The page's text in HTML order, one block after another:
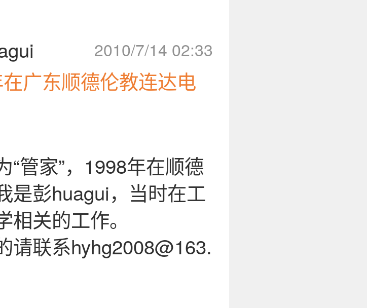
2010/7/14 02:33
广东顺德伦教连达电
管家”，1998年在顺德
是彭huagui，当时在工
相关的工作。
请联系hyhg2008@163.